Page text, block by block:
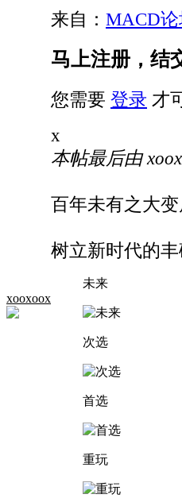
xooxoox
来自： MACD论
马上注册，结
您需要 登录 才
x
本帖最后由
百年未有之大变
树立新时代的丰
未来
次选
首选
重玩